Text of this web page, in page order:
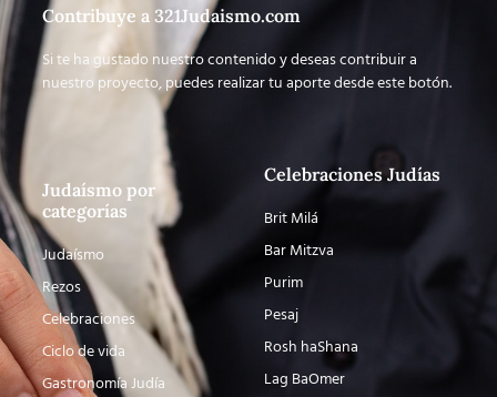
Contribuye a 321Judaismo.com
Si te ha gustado nuestro contenido y deseas contribuir a
nuestro proyecto, puedes realizar tu aporte desde este botón.
Judaísmo por
categorías
Judaísmo
Rezos
Celebraciones
Ciclo de vida
Gastronomía Judía
Celebraciones Judías
Brit Milá
Bar Mitzva
Purim
Pesaj
Rosh haShana
Lag BaOmer